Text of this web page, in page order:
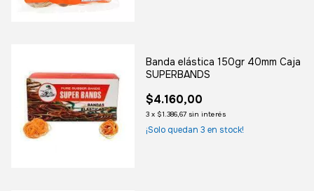
Banda elástica 150gr 40mm Caja
SUPERBANDS
$4.160,00
3 x $1.386,67 sin interés
¡Solo quedan 3 en stock!